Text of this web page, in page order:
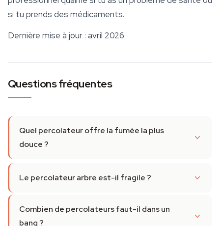
si tu prends des médicaments.
Dernière mise à jour : avril 2026
Questions fréquentes
Quel percolateur offre la fumée la plus
douce ?
Le percolateur arbre est-il fragile ?
Combien de percolateurs faut-il dans un
bang ?